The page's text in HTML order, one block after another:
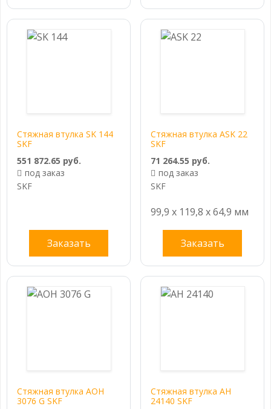
Стяжная втулка SK 144
SKF
551 872.65 руб.
под заказ
SKF
Заказать
Стяжная втулка ASK 22
SKF
71 264.55 руб.
под заказ
SKF
99,9 x 119,8 x 64,9 мм
Заказать
Стяжная втулка AOH
3076 G SKF
Стяжная втулка AH
24140 SKF